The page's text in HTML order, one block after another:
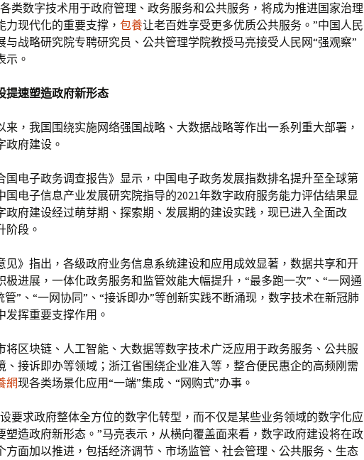
类数字技术用于政府管理、政务服务和公共服务，将成为推进国家治理
力现代化的重要支撑， 包養让老百姓享受更多优质公共服务。”中国人民
与战略研究院专聘研究员、公共管理学院教授马亮接受人民网“强观察”
示。
提速塑造政府新形态
来，我国围绕实施网络强国战略、大数据战略等作出一系列重大部署，
政府建设。
国电子政务调查报告》显示，中国电子政务发展指数排名提升至全球第
国电子信息产业发展研究院指导的2021年数字政府服务能力评估结果显
政府建设经过萌芽期、探索期、发展期的建设实践，现已进入全面改
阶段。
见》指出，各级政府业务信息系统建设和应用成效显著，数据共享和开
极进展，一体化政务服务和监管效能大幅提升，“最多跑一次”、“一网通
管”、“一网协同”、“接诉即办”等创新实践不断涌现，数字技术在新冠肺
发挥重要支撑作用。
将区块链、人工智能、大数据等数字技术广泛应用于政务服务、公共服
、接诉即办等领域；浙江省围绕企业准入等，整合便民惠企的高频刚需
網现各类场景化应用“一端”集成、“网购式”办事。
要求政府整体全方位的数字化转型，而不仅是某些业务领域的数字化应
塑造政府新形态。”马亮表示，从横向覆盖面来看，数字政府建设将在政
方面加以推进，包括经济调节、市场监管、社会管理、公共服务、生态